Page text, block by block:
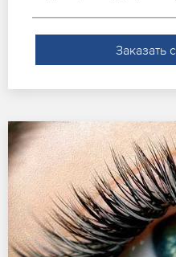
Заказать